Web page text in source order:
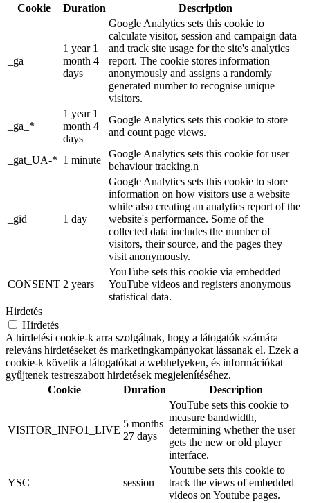
Cookie
Duration Description
_ga
1 year 1
month 4
days
Google Analytics sets this cookie to
calculate visitor, session and campaign data
and track site usage for the site's analytics
report. The cookie stores information
anonymously and assigns a randomly
generated number to recognise unique
visitors.
_ga_*
1 year 1
month 4
days
Google Analytics sets this cookie to store
and count page views.
_gat_UA-* 1 minute
Google Analytics sets this cookie for user
behaviour tracking.n
_gid 1 day
Google Analytics sets this cookie to store
information on how visitors use a website
while also creating an analytics report of the
website's performance. Some of the
collected data includes the number of
visitors, their source, and the pages they
visit anonymously.
CONSENT 2 years
YouTube sets this cookie via embedded
YouTube videos and registers anonymous
statistical data.
Hirdetés
Hirdetés
A hirdetési cookie-k arra szolgálnak, hogy a látogatók számára
releváns hirdetéseket és marketingkampányokat lássanak el. Ezek a
cookie-k követik a látogatókat a webhelyeken, és információkat
gyűjtenek testreszabott hirdetések megjelenítéséhez.
Cookie
Duration Description
VISITOR_INFO1_LIVE
5 months
27 days
YouTube sets this cookie to
measure bandwidth,
determining whether the user
gets the new or old player
interface.
YSC session
Youtube sets this cookie to
track the views of embedded
videos on Youtube pages.